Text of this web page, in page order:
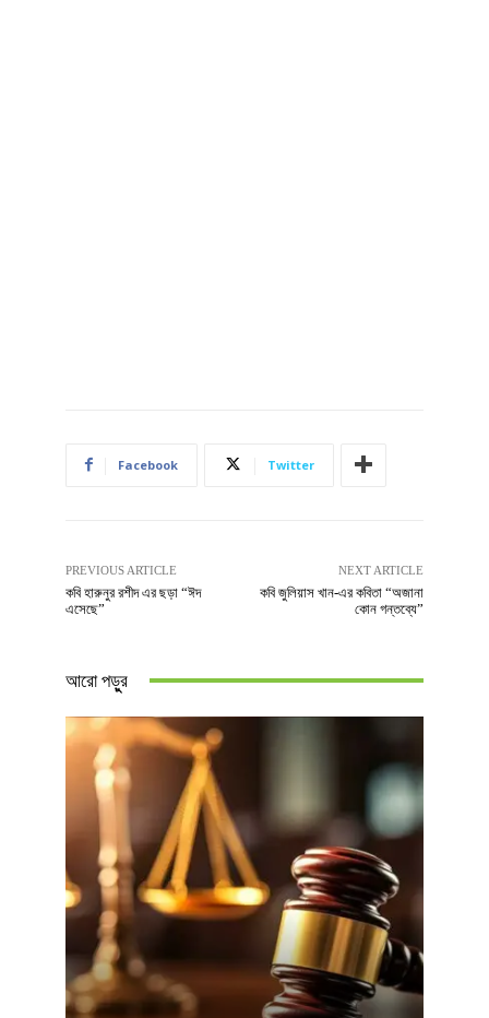
Facebook Twitter
PREVIOUS ARTICLE
কবি হারুনুর রশীদ এর ছড়া “ঈদ
এসেছে”
NEXT ARTICLE
কবি জুলিয়াস খান-এর কবিতা “অজানা
কোন গন্তব্যে”
আরো পড়ুুর